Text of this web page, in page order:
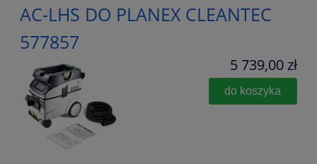
AC-LHS DO PLANEX CLEANTEC
577857
5 739,00 zł
do koszyka